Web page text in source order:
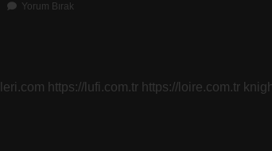
Yorum Bırak
https://lufi.com.tr https://loire.com.tr